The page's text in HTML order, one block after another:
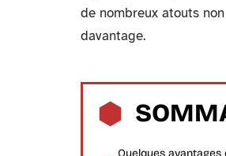
de nombreux atouts
davantage.
Quelques